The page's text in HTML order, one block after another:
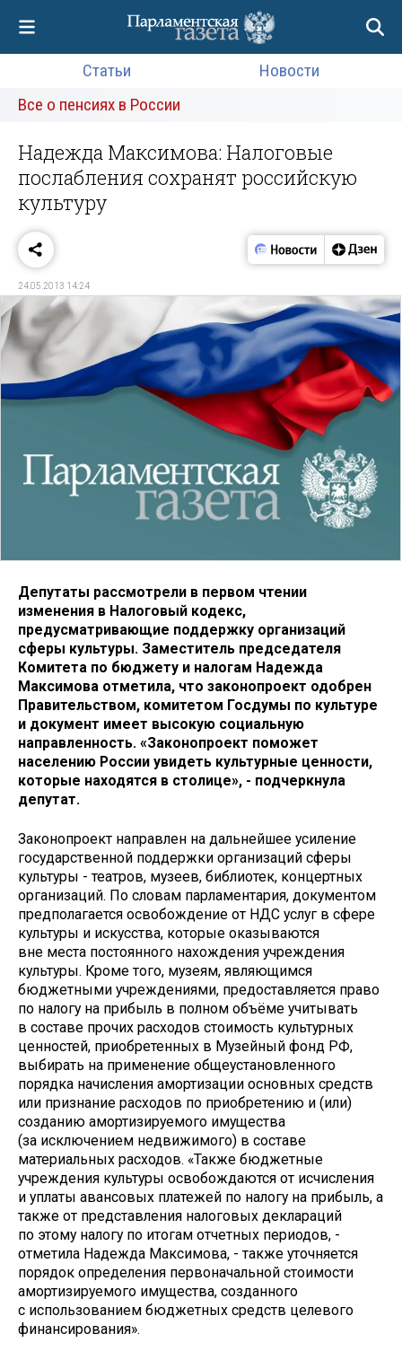
Статьи
Новости
Все о пенсиях в России
Надежда Максимова: Налоговые
послабления сохранят российскую
культуру
24.05.2013 14:24
Депутаты рассмотрели в первом чтении
изменения в Налоговый кодекс,
предусматривающие поддержку организаций
сферы культуры. Заместитель председателя
Комитета по бюджету и налогам Надежда
Максимова отметила, что законопроект одобрен
Правительством, комитетом Госдумы по культуре
и документ имеет высокую социальную
направленность. «Законопроект поможет
населению России увидеть культурные ценности,
которые находятся в столице», - подчеркнула
депутат.
Законопроект направлен на дальнейшее усиление
государственной поддержки организаций сферы
культуры - театров, музеев, библиотек, концертных
организаций. По словам парламентария, документом
предполагается освобождение от НДС услуг в сфере
культуры и искусства, которые оказываются
вне места постоянного нахождения учреждения
культуры. Кроме того, музеям, являющимся
бюджетными учреждениями, предоставляется право
по налогу на прибыль в полном объёме учитывать
в составе прочих расходов стоимость культурных
ценностей, приобретенных в Музейный фонд РФ,
выбирать на применение общеустановленного
порядка начисления амортизации основных средств
или признание расходов по приобретению и (или)
созданию амортизируемого имущества
(за исключением недвижимого) в составе
материальных расходов. «Также бюджетные
учреждения культуры освобождаются от исчисления
и уплаты авансовых платежей по налогу на прибыль, а
также от представления налоговых деклараций
по этому налогу по итогам отчетных периодов, -
отметила Надежда Максимова, - также уточняется
порядок определения первоначальной стоимости
амортизируемого имущества, созданного
с использованием бюджетных средств целевого
финансирования».